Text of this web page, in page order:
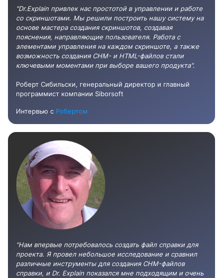
"Dr.Explain привлек нас простотой в управлении и работе
со скриншотами. Мы решили построить нашу систему на
основе мастера создания скриншотов, создавая
пояснения, направляющие пользователя. Работа с
элементами управления на каждом скриншоте, а также
возможность создания CHM- и HTML-файлов стали
ключевыми моментами при выборе вашего продукта".
Роберт Сибильски, генеральный директор и главный
программист компании Siborsoft
Интервью с Робертом
"Нам впервые потребовалось создать файл справки для
проекта. Я провел небольшое исследование и сравнил
различные инструменты для создания CHM-файлов
справки, и Dr. Explain показался мне подходящим и очень